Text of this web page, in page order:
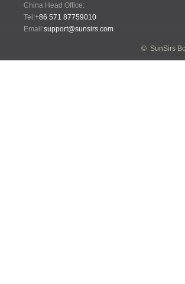
China Head Office:
Tel:+86 571 87759010
Email:support@sunsirs.com
© SunSirs